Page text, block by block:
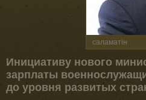
саламатін
Инициативу нового
зарплаты
до уровня развитых